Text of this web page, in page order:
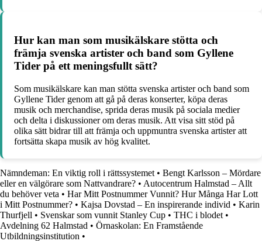
Hur kan man som musikälskare stötta och
främja svenska artister och band som Gyllene
Tider på ett meningsfullt sätt?
Som musikälskare kan man stötta svenska artister och band som
Gyllene Tider genom att gå på deras konserter, köpa deras
musik och merchandise, sprida deras musik på sociala medier
och delta i diskussioner om deras musik. Att visa sitt stöd på
olika sätt bidrar till att främja och uppmuntra svenska artister att
fortsätta skapa musik av hög kvalitet.
Nämndeman: En viktig roll i rättssystemet • Bengt Karlsson – Mördare
eller en välgörare som Nattvandrare? • Autocentrum Halmstad – Allt
du behöver veta • Har Mitt Postnummer Vunnit? Hur Många Har Lott
i Mitt Postnummer? • Kajsa Dovstad – En inspirerande individ • Karin
Thurfjell • Svenskar som vunnit Stanley Cup • THC i blodet •
Avdelning 62 Halmstad • Örnaskolan: En Framstående
Utbildningsinstitution •